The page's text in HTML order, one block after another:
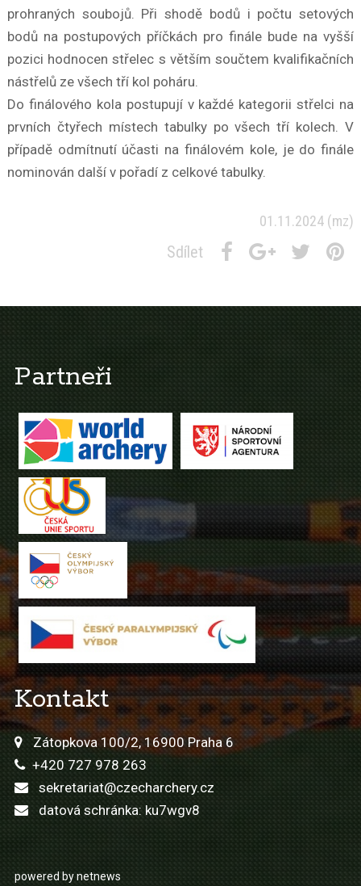
prohraných soubojů. Při shodě bodů i počtu setových
bodů na postupových příčkách pro finále bude na vyšší
pozici hodnocen střelec s větším součtem kvalifikačních
nástřelů ze všech tří kol poháru.
Do finálového kola postupují v každé kategorii střelci na
prvních čtyřech místech tabulky po všech tří kolech. V
případě odmítnutí účasti na finálovém kole, je do finále
nominován další v pořadí z celkové tabulky.
01.11.2024 (mz)
Sdílet
Partneři
Kontakt
Zátopkova 100/2, 16900 Praha 6
+420 727 978 263
sekretariat@czecharchery.cz
datová schránka: ku7wgv8
powered by netnews